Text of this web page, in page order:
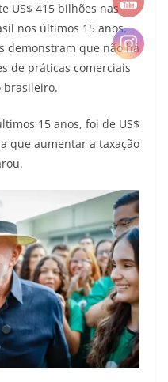
US$ 415 bilhões nas
nos últimos 15 anos.
demonstram que não há
de práticas comerciais
brasileiro.
15 anos, foi de US$
que aumentar a taxação